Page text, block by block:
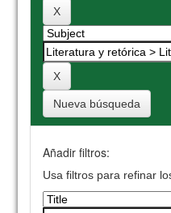
Nueva búsqueda
Añadir filtros:
Usa filtros para refinar